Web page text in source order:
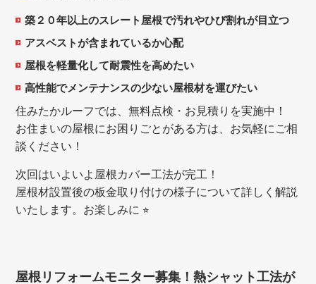
築２０年以上のスレート屋根で汚れやひび割れが目立つ
アスベストが含まれているか心配
屋根を軽量化して耐震性を高めたい
高性能でメンテナンスの少ない屋根材を運びたい
住みたかルーフでは、無料点検・お見積りを実施中！
お住まいの屋根にお困りごとがある方は、お気軽にご相
談ください！
次回はいよいよ屋根カバー工法が完工！
屋根材設置後の板金取り付けの様子について詳しく解説
いたします。お楽しみに ⭐︎
屋根リフォームモニター募集！熱シャット工法が